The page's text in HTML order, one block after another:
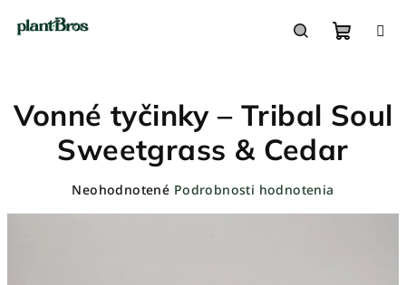
košík
Vonné tyčinky – Tribal Soul
Sweetgrass & Cedar
Priemerné
Neohodnotené Podrobnosti hodnotenia